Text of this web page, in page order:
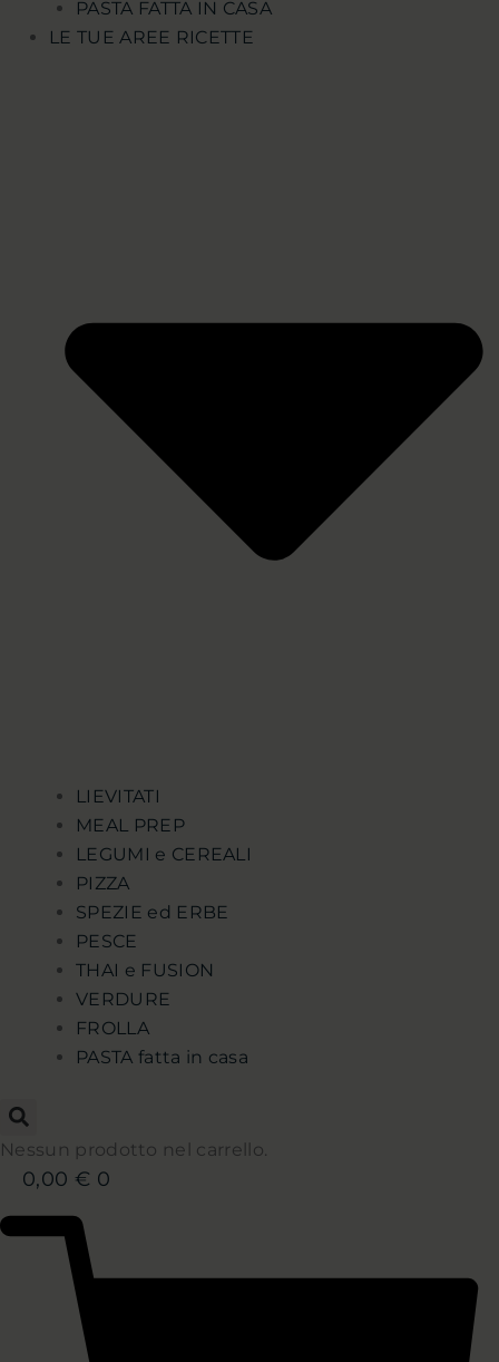
PASTA FATTA IN CASA
LE TUE AREE RICETTE
LIEVITATI
MEAL PREP
LEGUMI e CEREALI
PIZZA
SPEZIE ed ERBE
PESCE
THAI e FUSION
VERDURE
FROLLA
PASTA fatta in casa
Nessun prodotto nel carrello.
0,00 € 0